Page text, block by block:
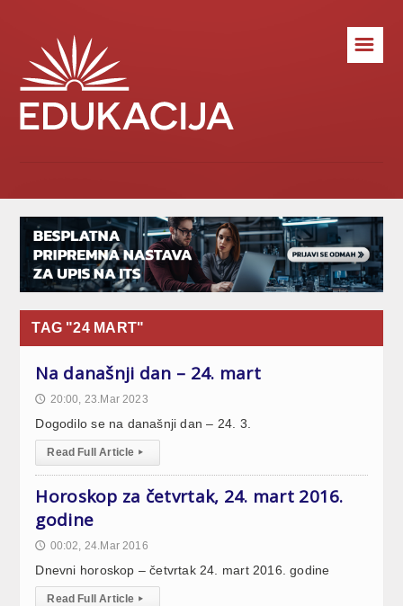
☰
TAG "24 MART"
Na današnji dan – 24. mart
🕔 20:00, 23.Mar 2023
Dogodilo se na današnji dan – 24. 3.
Read Full Article ▸
Horoskop za četvrtak, 24. mart 2016.
godine
🕔 00:02, 24.Mar 2016
Dnevni horoskop – četvrtak 24. mart 2016. godine
Read Full Article ▸